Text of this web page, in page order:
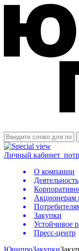
Личный кабинет
О компании
Деятельность
Акционерам
Закупки
Устойчивое
Пресс-центр